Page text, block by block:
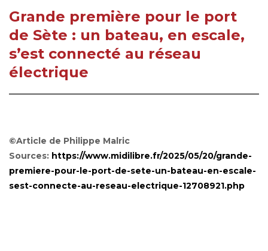
Grande première pour le port
de Sète : un bateau, en escale,
s’est connecté au réseau
électrique
©Article de Philippe Malric
Sources: https://www.midilibre.fr/2025/05/20/grande-
premiere-pour-le-port-de-sete-un-bateau-en-escale-
sest-connecte-au-reseau-electrique-12708921.php